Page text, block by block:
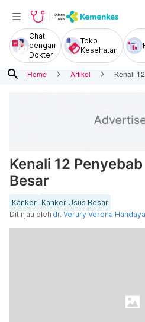
Chat
dengan
Dokter
Toko
Kesehatan
search Home Artikel Kenali
Kenali 12
Besar
Kanker Kanker Usus Besar
Ditinjau oleh dr. Verury Verona